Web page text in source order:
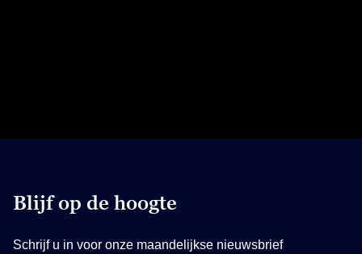
Blijf op de hoogte
Schrijf u in voor onze maandelijkse nieuwsbrief